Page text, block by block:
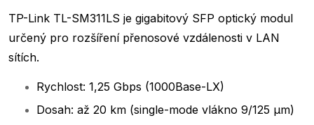
TP-Link TL-SM311LS je gigabitový SFP optický modul
určený pro rozšíření přenosové vzdálenosti v LAN
sítích.
Rychlost: 1,25 Gbps (1000Base-LX)
Dosah: až 20 km (single-mode vlákno 9/125 µm)